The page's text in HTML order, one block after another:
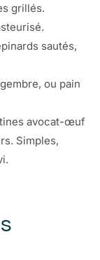
grillés.
sautés,
ou pain
avocat-œuf
Simples,